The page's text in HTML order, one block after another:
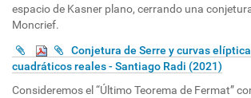
espacio de Kasner plano, cerrando una
Moncrief.
Conjetura de Serre y curvas
cuadráticos reales - Santiago Radi (2021)
Consideremos el “Último Teorema de Fermat”